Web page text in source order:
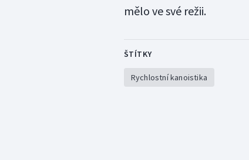
mělo ve své režii.
ŠTÍTKY
Rychlostní kanoistika